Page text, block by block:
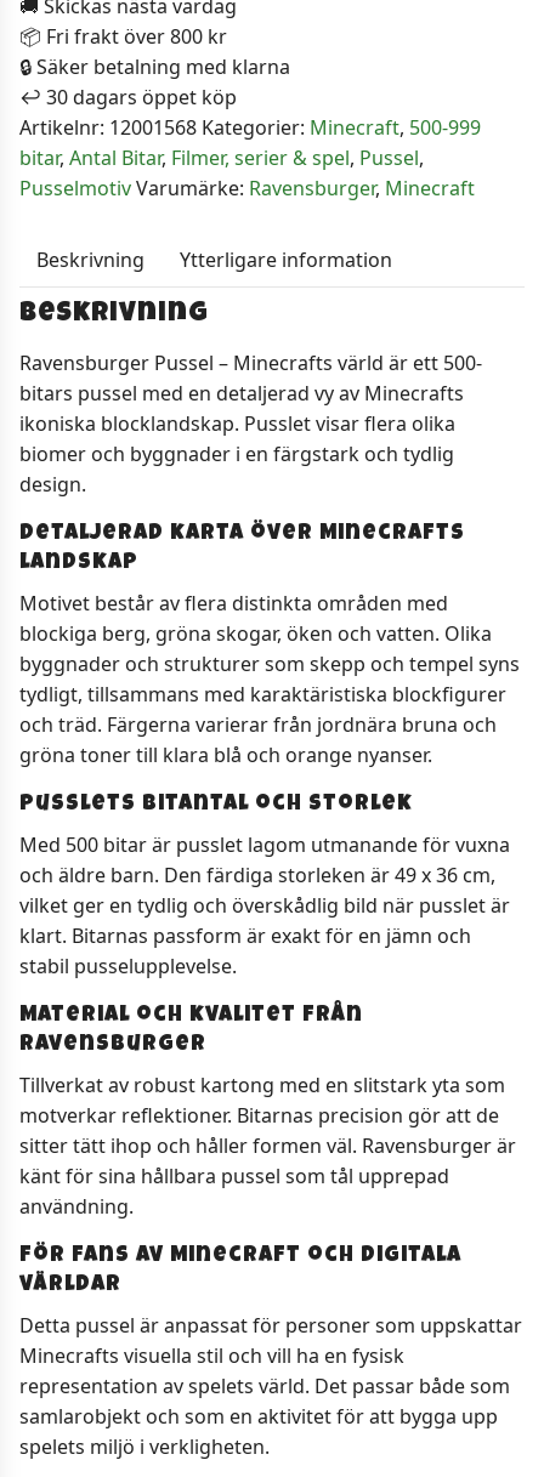
Minecrafts
värld
500
bitar
mängd
🚚 Skickas nästa vardag
📦 Fri frakt över 800 kr
🔒 Säker betalning med klarna
↩️ 30 dagars öppet köp
Artikelnr: 12001568 Kategorier: Minecraft, 500-999
bitar, Antal Bitar, Filmer, serier & spel, Pussel,
PusselmotivVarumärke: Ravensburger, Minecraft
Beskrivning Ytterligare information
Beskrivning
Ravensburger Pussel – Minecrafts värld är ett 500-
bitars pussel med en detaljerad vy av Minecrafts
ikoniska blocklandskap. Pusslet visar flera olika
biomer och byggnader i en färgstark och tydlig
design.
Detaljerad karta över Minecrafts
landskap
Motivet består av flera distinkta områden med
blockiga berg, gröna skogar, öken och vatten. Olika
byggnader och strukturer som skepp och tempel syns
tydligt, tillsammans med karaktäristiska blockfigurer
och träd. Färgerna varierar från jordnära bruna och
gröna toner till klara blå och orange nyanser.
Pusslets bitantal och storlek
Med 500 bitar är pusslet lagom utmanande för vuxna
och äldre barn. Den färdiga storleken är 49 x 36 cm,
vilket ger en tydlig och överskådlig bild när pusslet är
klart. Bitarnas passform är exakt för en jämn och
stabil pusselupplevelse.
Material och kvalitet från
Ravensburger
Tillverkat av robust kartong med en slitstark yta som
motverkar reflektioner. Bitarnas precision gör att de
sitter tätt ihop och håller formen väl. Ravensburger är
känt för sina hållbara pussel som tål upprepad
användning.
För fans av Minecraft och digitala
världar
Detta pussel är anpassat för personer som uppskattar
Minecrafts visuella stil och vill ha en fysisk
representation av spelets värld. Det passar både som
samlarobjekt och som en aktivitet för att bygga upp
spelets miljö i verkligheten.